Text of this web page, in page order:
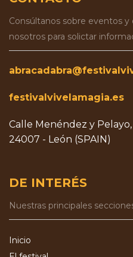
Consúltanos sobre eventos
nosotros para solictar
festivalvivelamagia.es
Calle Menéndez y Pelayo,
24007 - León (SPAIN)
DE INTERÉS
Nuestras principales
Inicio